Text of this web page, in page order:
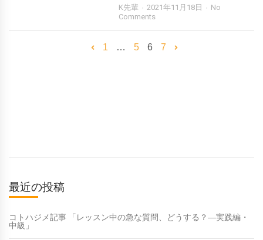
K先輩 2021年11月18日
No
Comments
1 … 5 6 7
最近の投稿
コトハジメ記事 「レッスン中の急な質問、どうする？―実践編・
中級」